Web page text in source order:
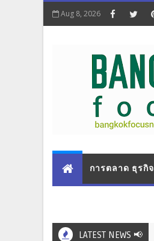
Aug 8, 2026
การตลาด ธุรกิจ
LATEST NEWS 📢